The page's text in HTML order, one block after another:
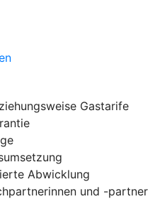
Gastarife
Abwicklung
und -partner